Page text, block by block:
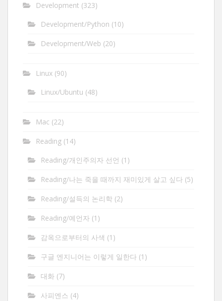
Development (323)
Development/Python (10)
Development/Web (20)
Linux (90)
Linux/Ubuntu (48)
Mac (22)
Reading (14)
Reading/개인주의자 선언 (1)
Reading/나는 죽을 때까지 재미있게 살고 싶다 (5)
Reading/설득의 논리학 (2)
Reading/예언자 (1)
감옥으로부터의 사색 (1)
구글 엔지니어는 이렇게 일한다 (1)
대화 (7)
사피엔스 (4)